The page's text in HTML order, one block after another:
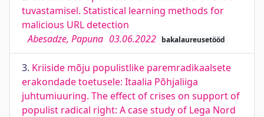
tuvastamisel. Statistical learning methods for
malicious URL detection
Abesadze, Papuna 03.06.2022 bakalaureusetööd
3. Kriiside mõju populistlike paremradikaalsete
erakondade toetusele: Itaalia Põhjaliiga
juhtumiuuring. The effect of crises on support of
populist radical right: A case study of Lega Nord